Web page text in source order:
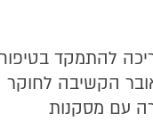
להתמקד
הקשיבה לחוקר
עם מסקנות